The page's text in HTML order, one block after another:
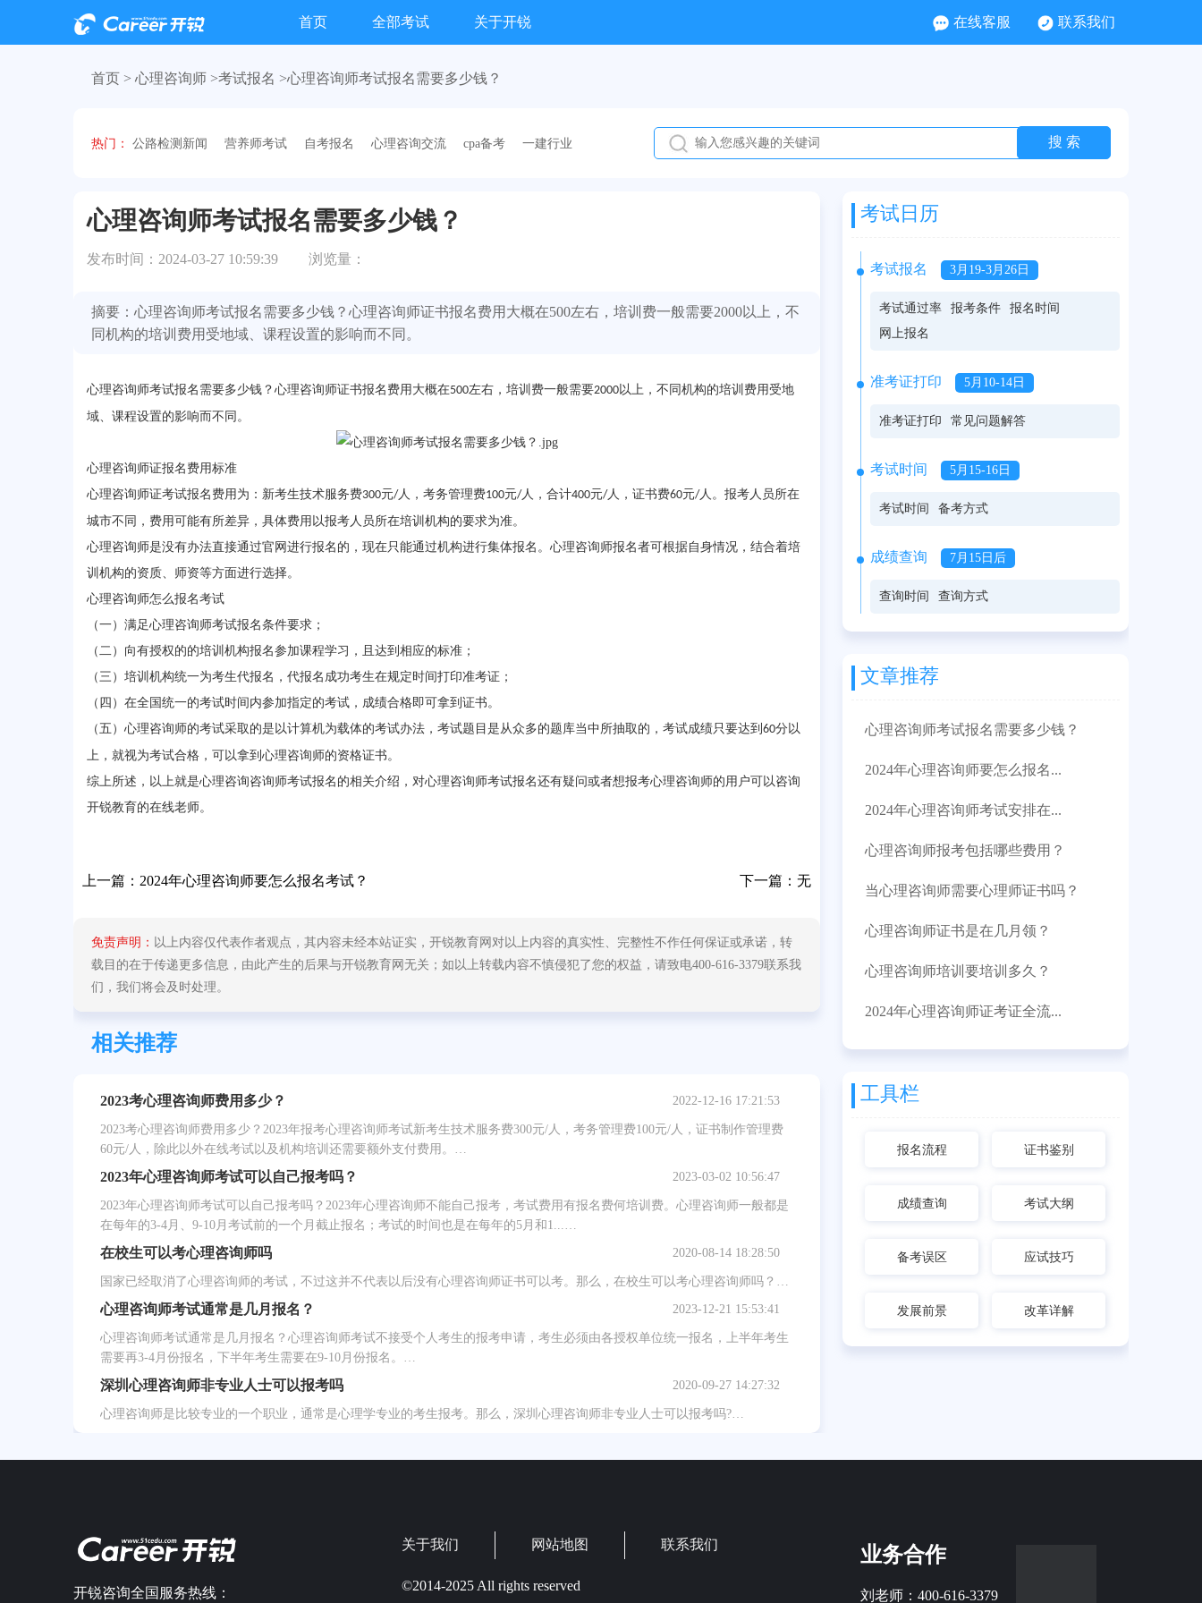
首页 全部考试 关于开锐 在线客服 联系我们
首页 > 心理咨询师 >考试报名 >心理咨询师考试报名需要多少钱？
热门： 公路检测新闻 营养师考试 自考报名 心理咨询交流 cpa备考 一建行业
心理咨询师考试报名需要多少钱？
发布时间：2024-03-27 10:59:39 浏览量：
摘要：心理咨询师考试报名需要多少钱？心理咨询师证书报名费用大概在500左右，培训费一般需要2000以上，不
同机构的培训费用受地域、课程设置的影响而不同。
心理咨询师考试报名需要多少钱？心理咨询师证书报名费用大概在500左右，培训费一般需要2000以上，不同机构的培训费用受地
域、课程设置的影响而不同。
心理咨询师证报名费用标准
心理咨询师证考试报名费用为：新考生技术服务费300元/人，考务管理费100元/人，合计400元/人，证书费60元/人。报考人员所在
城市不同，费用可能有所差异，具体费用以报考人员所在培训机构的要求为准。
心理咨询师是没有办法直接通过官网进行报名的，现在只能通过机构进行集体报名。心理咨询师报名者可根据自身情况，结合着培
训机构的资质、师资等方面进行选择。
心理咨询师怎么报名考试
（一）满足心理咨询师考试报名条件要求；
（二）向有授权的的培训机构报名参加课程学习，且达到相应的标准；
（三）培训机构统一为考生代报名，代报名成功考生在规定时间打印准考证；
（四）在全国统一的考试时间内参加指定的考试，成绩合格即可拿到证书。
（五）心理咨询师的考试采取的是以计算机为载体的考试办法，考试题目是从众多的题库当中所抽取的，考试成绩只要达到 60分以
上，就视为考试合格，可以拿到心理咨询师的资格证书。
综上所述，以上就是心理咨询咨询师考试报名的相关介绍，对心理咨询师考试报名还有疑问或者想报考心理咨询师的用户可以咨询
开锐教育的在线老师。
上一篇： 2024年心理咨询师要怎么报名考试？ 下一篇：无
免责声明： 以上内容仅代表作者观点，其内容未经本站证实，开锐教育网对以上内容的真实性、完整性不作任何保证或承诺，转
载目的在于传递更多信息，由此产生的后果与开锐教育网无关；如以上转载内容不慎侵犯了您的权益，请致电400-616-3379联系我
们，我们将会及时处理。
相关推荐
2023考心理咨询师费用多少？ 2022-12-16 17:21:53
2023考心理咨询师费用多少？2023年报考心理咨询师考试新考生技术服务费300元/人，考务管理费100元/人，证书制作管理费
60元/人，除此以外在线考试以及机构培训还需要额外支付费用。…
2023年心理咨询师考试可以自己报考吗？ 2023-03-02 10:56:47
2023年心理咨询师考试可以自己报考吗？2023年心理咨询师不能自己报考，考试费用有报名费何培训费。心理咨询师一般都是
在每年的3-4月、9-10月考试前的一个月截止报名；考试的时间也是在每年的5月和1...…
在校生可以考心理咨询师吗 2020-08-14 18:28:50
国家已经取消了心理咨询师的考试，不过这并不代表以后没有心理咨询师证书可以考。那么，在校生可以考心理咨询师吗？…
心理咨询师考试通常是几月报名？ 2023-12-21 15:53:41
心理咨询师考试通常是几月报名？心理咨询师考试不接受个人考生的报考申请，考生必须由各授权单位统一报名，上半年考生
需要再3-4月份报名，下半年考生需要在9-10月份报名。…
深圳心理咨询师非专业人士可以报考吗 2020-09-27 14:27:32
心理咨询师是比较专业的一个职业，通常是心理学专业的考生报考。那么，深圳心理咨询师非专业人士可以报考吗?…
考试日历
考试报名 3月19-3月26日
考试通过率 报考条件
报名时间
网上报名
准考证打印 5月10-14日
准考证打印 常见问题解答
考试时间 5月15-16日
考试时间 备考方式
成绩查询 7月15日后
查询时间 查询方式
文章推荐
心理咨询师考试报名需要多少钱？
2024年心理咨询师要怎么报名...
2024年心理咨询师考试安排在...
心理咨询师报考包括哪些费用？
当心理咨询师需要心理师证书吗？
心理咨询师证书是在几月领？
心理咨询师培训要培训多久？
2024年心理咨询师证考证全流...
工具栏
报名流程 证书鉴别
成绩查询 考试大纲
备考误区 应试技巧
发展前景 改革详解
开锐咨询全国服务热线：
关于我们 网站地图 联系我们
©2014-2025 All rights reserved
业务合作
刘老师：400-616-3379